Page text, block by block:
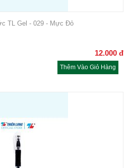
TL Gel - 029 - Mực Đỏ
12.000 đ
Thêm Vào Giỏ Hàng